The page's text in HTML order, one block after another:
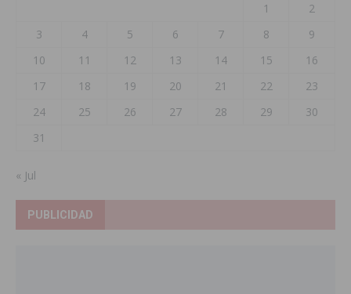
1
2
3
4 5 6 7 8
9
10
11 12 13 14 15
16
17
18 19 20 21 22
23
24
25 26 27 28 29
30
31
« Jul
PUBLICIDAD